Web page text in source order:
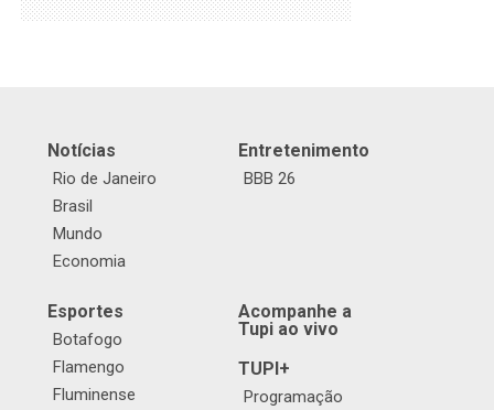
Notícias
Rio de Janeiro
Brasil
Mundo
Economia
Entretenimento
BBB 26
Esportes
Botafogo
Flamengo
Fluminense
Acompanhe a
Tupi ao vivo
TUPI+
Programação